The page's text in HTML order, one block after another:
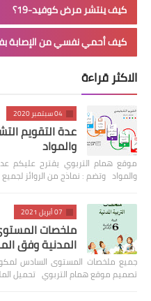
كيف ينتشر مرض كوفيد-19؟
كيف أحمي نفسي من الإصابة
الاكثر قراءة
04 سبتمبر 2020
عدة التقويم
والمواد
موقع همام التربوي يقترح عليكم
والمواد وتضم : نماذج من الروائز لجميع
07 أبريل 2021
ملخصات
المدنية وفق
جميع ملخصات المستوى السادس
تصميم موقع همام التربوي تحميل